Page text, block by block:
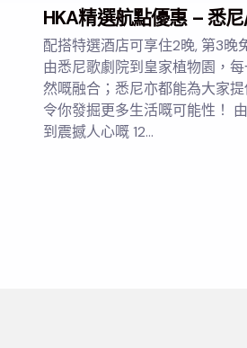
HKA精選航點優惠 – 悉
配搭特選酒店可享住2晚, 第3晚
由悉尼歌劇院到皇家植物園，
然嘅融合；悉尼亦都能為大家
令你發掘更多生活嘅可能性！
到震撼人心嘅 12…